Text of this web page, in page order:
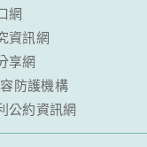
網
資訊網
享網
防護機構
公約資訊網